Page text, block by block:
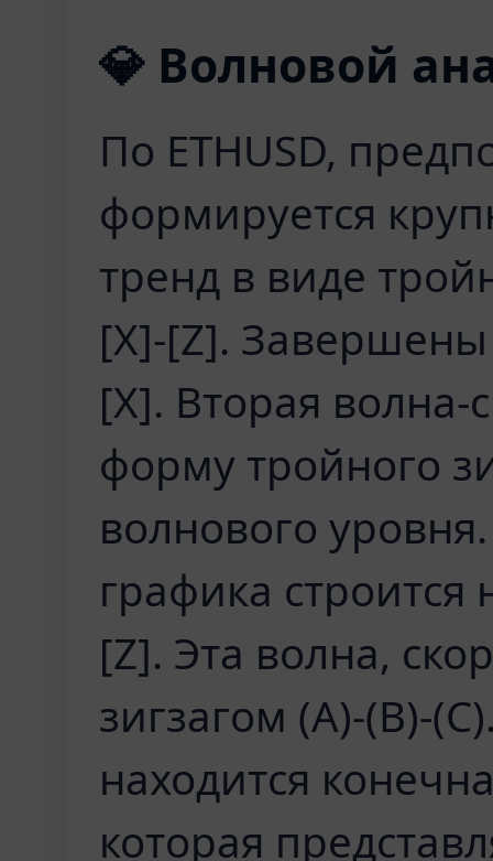
💎 Волновой
По ETHUSD,
формируется
тренд в виде
[X]-[Z].
[X]. Вторая волна-
форму тройного
волнового
графика
[Z]. Эта волна,
зигзагом (A)-(B)-
находится
которая